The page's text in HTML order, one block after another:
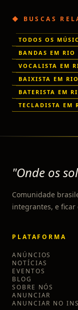
◆ BUSCAS
TODOS OS
BANDAS EM RIO
VOCALISTA EM
BAIXISTA EM
BATERISTA EM
TECLADISTA EM
"Onde os
Comunidade
integrantes, e ficar
PLATAFORMA
ANÚNCIOS
NOTÍCIAS
EVENTOS
BLOG
SOBRE NÓS
ANUNCIAR
ANUNCIAR NO